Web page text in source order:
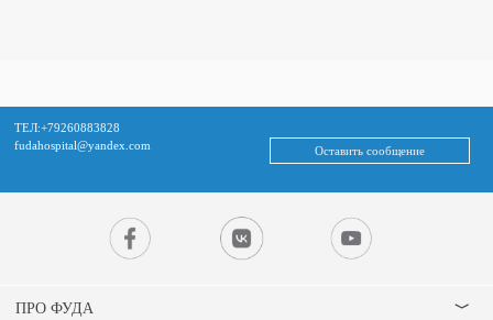
ТЕЛ:+79260883828
fudahospital@yandex.com
Оставить сообщение
ПРО ФУДА